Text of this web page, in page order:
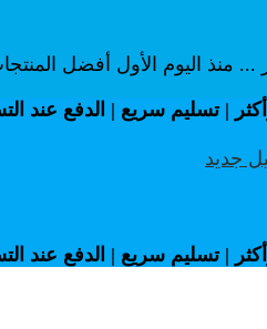
منذ اليوم الأول أفضل
| تسليم سريع | الدفع عند
جديد
| تسليم سريع | الدفع عند